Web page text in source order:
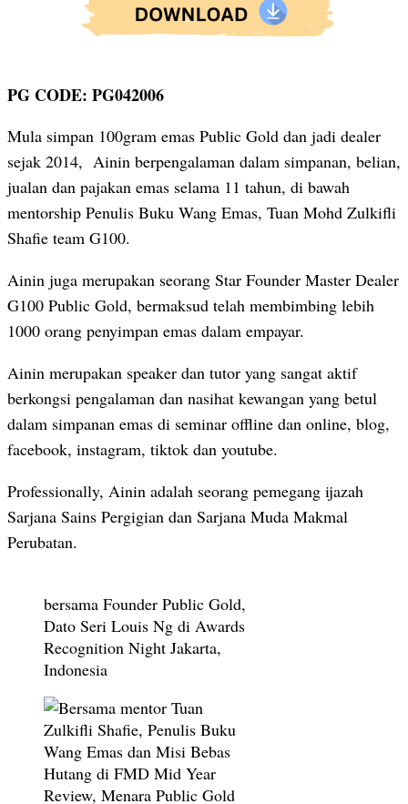
PG CODE: PG042006
Mula simpan 100gram emas Public Gold dan jadi dealer
sejak 2014, Ainin berpengalaman dalam simpanan, belian,
jualan dan pajakan emas selama 11 tahun, di bawah
mentorship Penulis Buku Wang Emas, Tuan Mohd Zulkifli
Shafie team G100.
Ainin juga merupakan seorang Star Founder Master Dealer
G100 Public Gold, bermaksud telah membimbing lebih
1000 orang penyimpan emas dalam empayar.
Ainin merupakan speaker dan tutor yang sangat aktif
berkongsi pengalaman dan nasihat kewangan yang betul
dalam simpanan emas di seminar offline dan online, blog,
facebook, instagram, tiktok dan youtube.
Professionally, Ainin adalah seorang pemegang ijazah
Sarjana Sains Pergigian dan Sarjana Muda Makmal
Perubatan.
bersama Founder Public Gold,
Dato Seri Louis Ng di Awards
Recognition Night Jakarta,
Indonesia